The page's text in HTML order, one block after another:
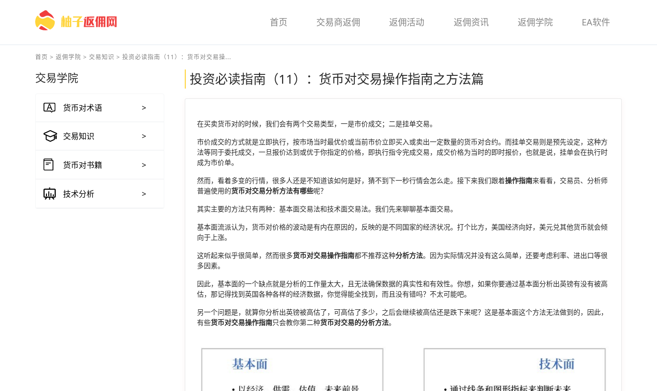
首页 交易商返佣 返佣活动 返佣资讯 返佣学院 EA软件
首页 > 返佣学院 > 交易知识 > 投资必读指南（11）：货币对交易操...
交易学院
货币对术语 >
交易知识 >
货币对书籍 >
技术分析 >
投资必读指南（11）：货币对交易操作指南之方法篇
在买卖货币对的时候，我们会有两个交易类型，一是市价成交；二是挂单交易。
市价成交的方式就是立即执行，按市场当时最优价或当前市价立即买入或卖出一定数量的货币对合约。而挂单交易则是预先设定，这种方
法等同于委托成交，一旦报价达到或优于你指定的价格，即执行指令完成交易，成交价格为当时的即时报价，也就是说，挂单会在执行时
成为市价单。
然而，看着多变的行情，很多人还是不知道该如何是好，猜不到下一秒行情会怎么走。接下来我们跟着操作指南来看看，交易员、分析师
普遍使用的货币对交易分析方法有哪些呢？
其实主要的方法只有两种：基本面交易法和技术面交易法。我们先来聊聊基本面交易。
基本面流派认为，货币对价格的波动是有内在原因的，反映的是不同国家的经济状况。打个比方，美国经济向好，美元兑其他货币就会倾
向于上涨。
这听起来似乎很简单，然而很多货币对交易操作指南都不推荐这种分析方法。因为实际情况并没有这么简单，还要考虑利率、进出口等很
多因素。
因此，基本面的一个缺点就是分析的工作量太大，且无法确保数据的真实性和有效性。你想，如果你要通过基本面分析出英镑有没有被高
估，那记得找到英国各种各样的经济数据，你觉得能全找到，而且没有错吗？不太可能吧。
另一个问题是，就算你分析出英镑被高估了，可高估了多少，之后会继续被高估还是跌下来呢？这是基本面这个方法无法做到的，因此，
有些货币对交易操作指南只会教你第二种货币对交易的分析方法。